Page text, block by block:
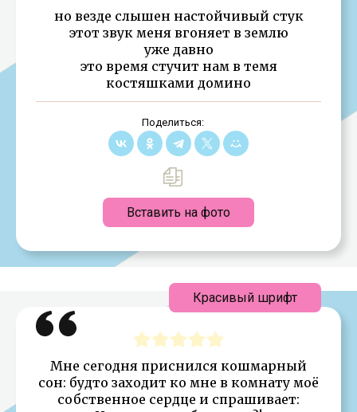
но везде слышен настойчивый стук
этот звук меня вгоняет в землю
уже давно
это время стучит нам в темя
костяшками домино
Поделиться:
Вставить на фото
Мне сегодня приснился кошмарный
сон: будто заходит ко мне в комнату моё
собственное сердце и спрашивает:
Красивый шрифт